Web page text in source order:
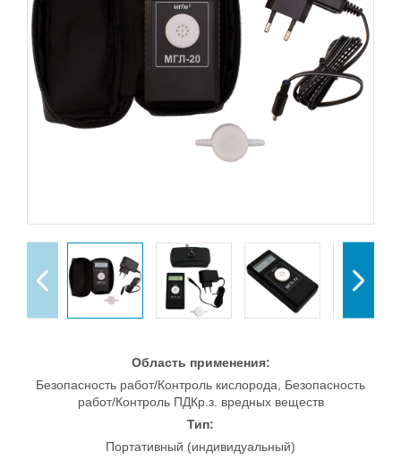
Область применения:
Безопасность работ/Контроль кислорода, Безопасность
работ/Контроль ПДКр.з. вредных веществ
Тип:
Портативный (индивидуальный)